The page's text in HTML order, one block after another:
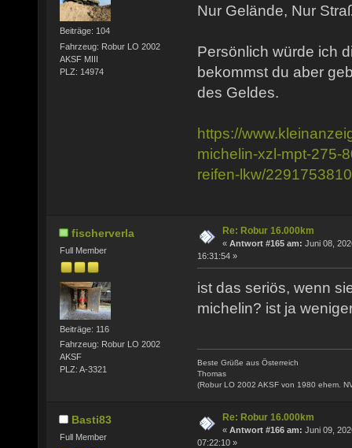
Beiträge: 104
Fahrzeug: Robur LO 2002
AKSF MIII
PLZ: 14974
Nur Gelände, Nur
Persönlich würde ich
bekommst du aber
des Geldes.
https://
michelin-xzl-mpt-275-
reifen-lkw/
fischerverla
Full Member
Beiträge: 116
Fahrzeug: Robur LO 2002
AKSF
PLZ: A-3321
Re: Robur 16.000km
« Antwort #165 am: Juni 08,
16:31:54 »
ist das seriös, wenn
michelin? ist ja
Beste Grüße aus Österreich
Thomas
(Robur LO 2002 AKSF von 1980 ehem.
Basti83
Full Member
Re: Robur 16.000km
« Antwort #166 am: Juni 09,
07:22:10 »